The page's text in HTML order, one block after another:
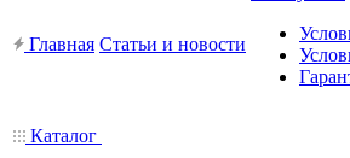
Главная Статьи и новости
Каталог